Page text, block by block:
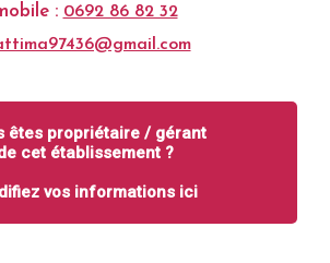
: 0692 86 82 32
êtes propriétaire / gérant
cet établissement ?
vos informations ici